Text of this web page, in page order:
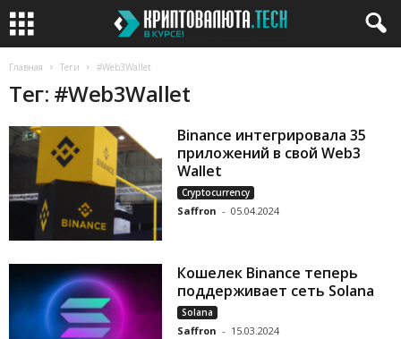
Главная Теги #Web3Wallet
Тег: #Web3Wallet
Binance интегрировала 35
приложений в свой Web3
Wallet
Cryptocurrency
Saffron - 05.04.2024
Кошелек Binance теперь
поддерживает сеть Solana
Solana
Saffron - 15.03.2024